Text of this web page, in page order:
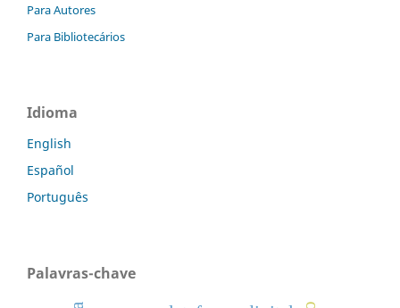
Para Autores
Para Bibliotecários
Idioma
English
Español
Português
Palavras-chave